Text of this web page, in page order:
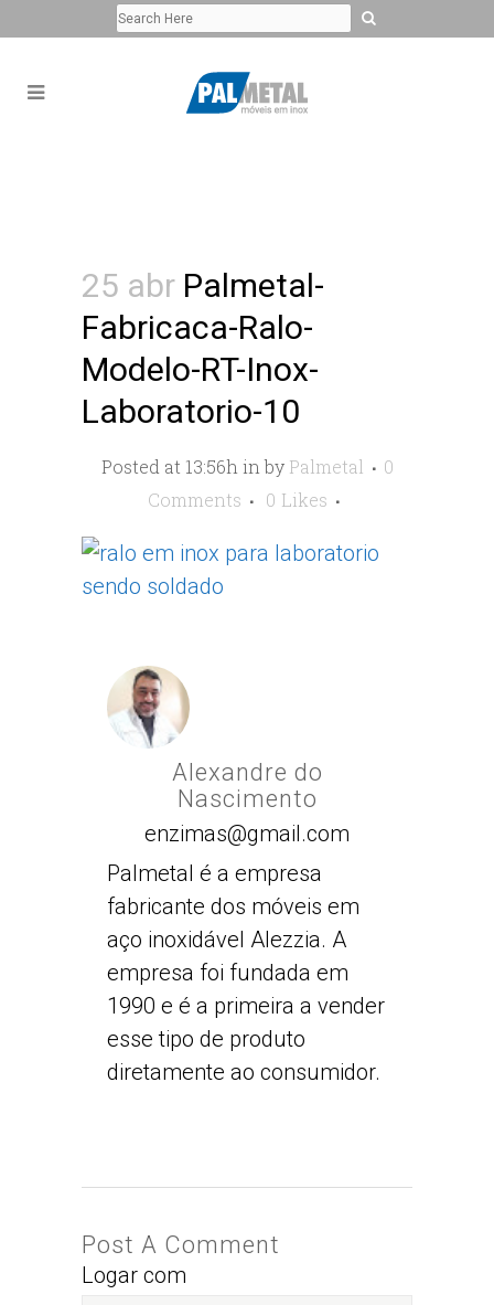
25 abr Palmetal-
Fabricaca-Ralo-
Modelo-RT-Inox-
Laboratorio-10
Posted at 13:56h inby Palmetal
0
Comments
0 Likes
Alexandre do
Nascimento
enzimas@gmail.com
Palmetal é a empresa
fabricante dos móveis em
aço inoxidável Alezzia. A
empresa foi fundada em
1990 e é a primeira a vender
esse tipo de produto
diretamente ao consumidor.
Post A Comment
Logar com